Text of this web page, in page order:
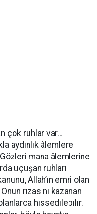
çok ruhlar var…
aydınlık âlemlere
mana âlemlerine
uçuşan ruhları
Allah’ın emri olan
rızasını kazanan
hissedilebilir.